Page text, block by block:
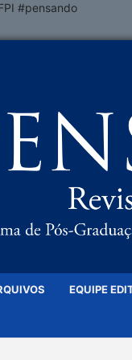
#pensando
EQUIPE